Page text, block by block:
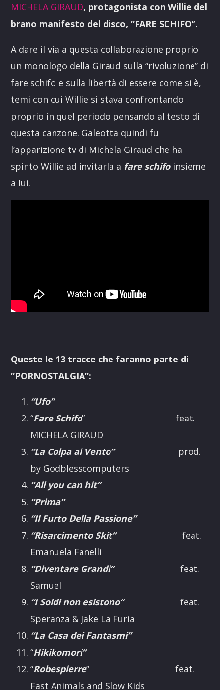
MICHELA GIRAUD, protagonista con Willie del
brano manifesto del disco, “FARE SCHIFO”.
A dare il via a questa collaborazione proprio
un monologo della Giraud sulla “rivoluzione” di
fare schifo e sulla libertà di essere come si è,
temi con cui Willie si stava confrontando
proprio in quel periodo pensando al testo di
questa canzone. Galeotta quindi fu
l’apparizione tv di Michela Giraud che ha
spinto Willie ad invitarla a fare schifoinsieme
a lui.
Queste le 13 tracce che faranno parte di
“PORNOSTALGIA”:
“Ufo”
“Fare Schifo” feat.
MICHELA GIRAUD
“La Colpa al Vento” prod.
by Godblesscomputers
“All you can hit”
“Prima”
“Il Furto Della Passione”
“Risarcimento Skit”feat.
Emanuela Fanelli
“Diventare Grandi”feat.
Samuel
“I Soldi non esistono”feat.
Speranza & Jake La Furia
“La Casa dei Fantasmi”
“Hikikomori”
“Robespierre” feat.
Fast Animals and Slow Kids